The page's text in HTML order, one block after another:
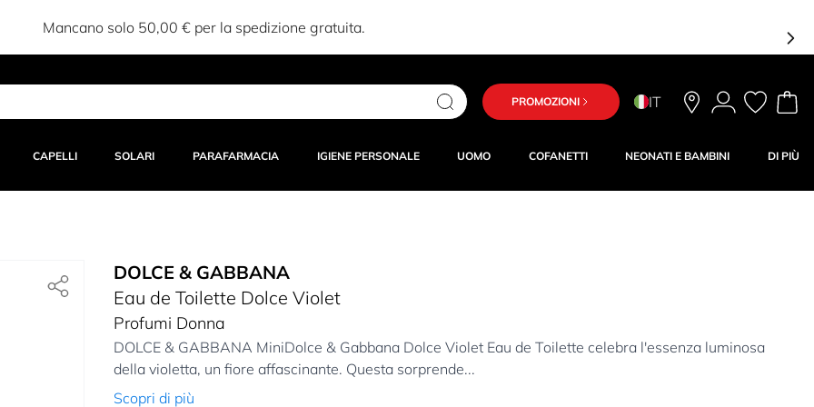
in App – Codice:15APP– ENTRA!
PROMOZIONI IT
CAPELLI SOLARI PARAFARMACIA IGIENE PERSONALE UOMO COFANETTI NEONATI E BAMBINI DI PIÙ
DOLCE & GABBANA
Eau de Toilette Dolce Violet
Profumi Donna
DOLCE & GABBANA MiniDolce & Gabbana Dolce Violet Eau de Toilette celebra l'essenza luminosa
della violetta, un fiore affascinante. Questa sorprende...
Scopri di più